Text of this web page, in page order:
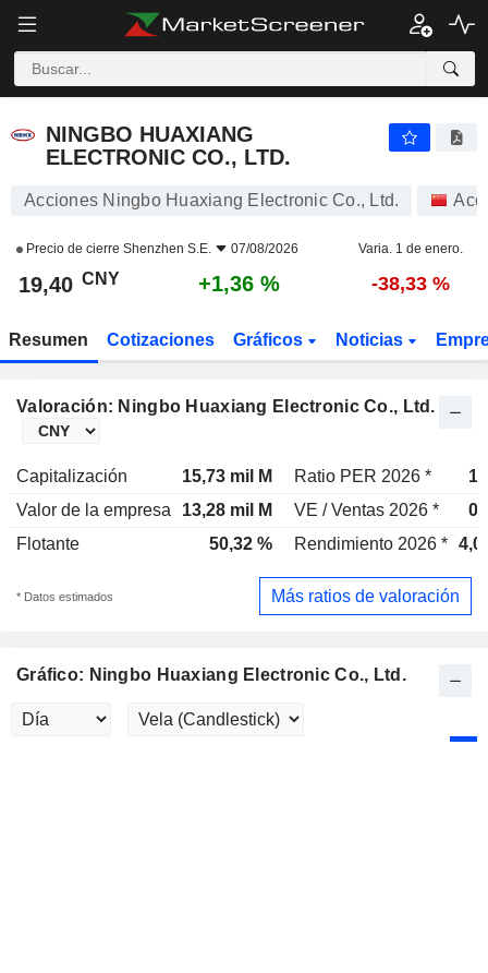
NINGBO HUAXIANG
ELECTRONIC CO., LTD.
Acciones Ningbo Huaxiang Electronic Co., Ltd.
Precio de cierre Shenzhen S.E. 07/08/2026 Varia. 1 de enero.
19,40 CNY +1,36 % -38,33 %
Resumen Cotizaciones Gráficos Noticias
Valoración: Ningbo Huaxiang Electronic Co., Ltd.
Capitalización 15,73 mil M Ratio PER 2026 *
Valor de la empresa
13,28 mil M VE / Ventas 2026 *
Flotante
50,32 % Rendimiento 2026 *
* Datos estimados Más ratios de valoración
Gráfico: Ningbo Huaxiang Electronic Co., Ltd.